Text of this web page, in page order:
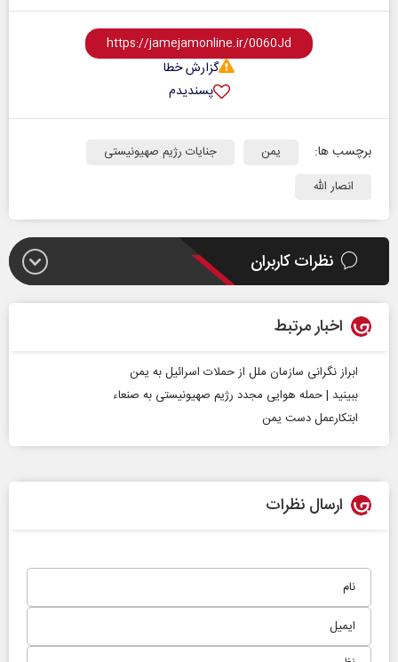
گزارش خطا
پسندیدم
برچسب ها: یمن
جنایات رژیم صهیونیستی
انصار الله
نظرات کاربران
اخبار مرتبط
ابراز نگرانی سازمان ملل از حملات اسرائیل به یمن
ببینید | حمله هوایی مجدد رژیم صهیونیستی به صنعاء
ابتکارعمل دست یمن
ارسال نظرات